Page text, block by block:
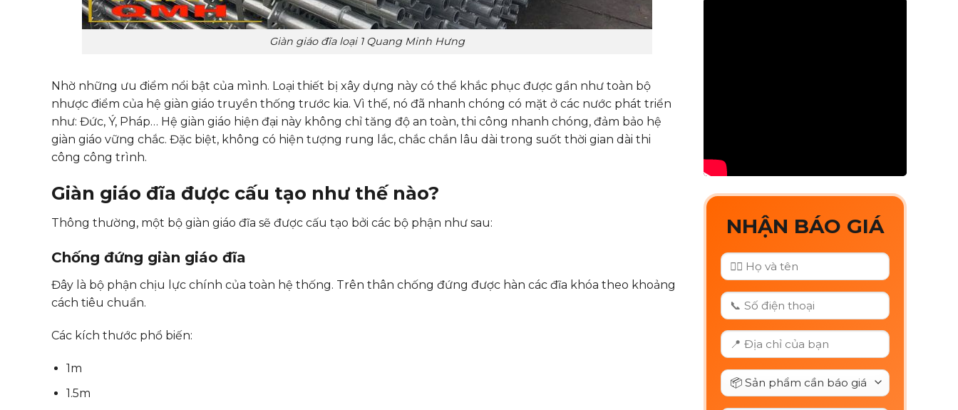
Giàn giáo đĩa loại 1 Quang Minh Hưng
Nhờ những ưu điểm nổi bật của mình. Loại thiết bị xây dựng này có thể khắc phục được gần như toàn bộ
nhược điểm của hệ giàn giáo truyền thống trước kia. Vì thế, nó đã nhanh chóng có mặt ở các nước phát triển
như: Đức, Ý, Pháp… Hệ giàn giáo hiện đại này không chỉ tăng độ an toàn, thi công nhanh chóng, đảm bảo hệ
giàn giáo vững chắc. Đặc biệt, không có hiện tượng rung lắc, chắc chắn lâu dài trong suốt thời gian dài thi
công công trình.
Giàn giáo đĩa được cấu tạo như thế nào?
Thông thường, một bộ giàn giáo đĩa sẽ được cấu tạo bởi các bộ phận như sau:
Chống đứng giàn giáo đĩa
Đây là bộ phận chịu lực chính của toàn hệ thống. Trên thân chống đứng được hàn các đĩa khóa theo khoảng
cách tiêu chuẩn.
Các kích thước phổ biến:
1m
1.5m
NHẬN BÁO GIÁ